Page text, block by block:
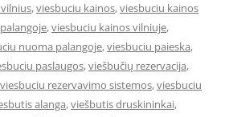
,viesbuciu kainos,viesbuciu kainos
,viesbuciu kainos vilniuje,
nuoma palangoje,viesbuciu paieska,
paslaugos,viešbučių rezervacija,
viesbuciu rezervavimo sistemos,viesbuciu
alanga,viešbutis druskininkai,